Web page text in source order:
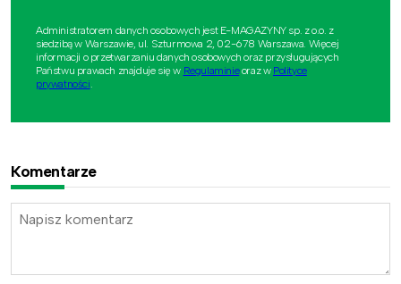
Administratorem danych osobowych jest E-MAGAZYNY sp. z o.o. z
siedzibą w Warszawie, ul. Szturmowa 2, 02-678 Warszawa. Więcej
informacji o przetwarzaniu danych osobowych oraz przysługujących
Państwu prawach znajduje się w Regulaminieoraz w Polityce
prywatności.
Komentarze